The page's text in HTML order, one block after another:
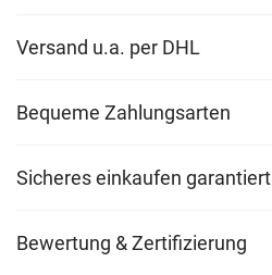
Versand u.a. per DHL
Bequeme Zahlungsarten
Sicheres einkaufen garantiert
Bewertung & Zertifizierung